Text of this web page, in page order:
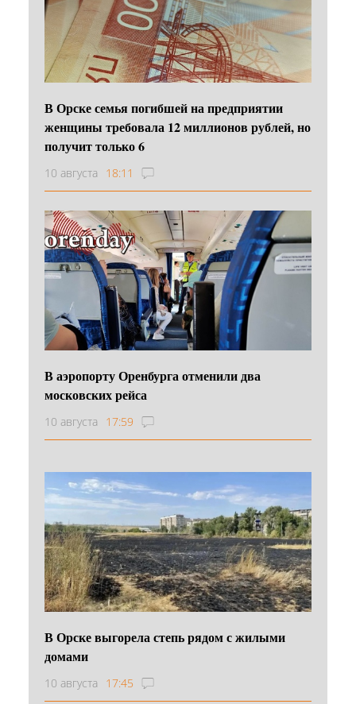
В Орске семья погибшей на предприятии
женщины требовала 12 миллионов рублей, но
получит только 6
10 августа 18:11
В аэропорту Оренбурга отменили два
московских рейса
10 августа 17:59
В Орске выгорела степь рядом с жилыми
домами
10 августа 17:45